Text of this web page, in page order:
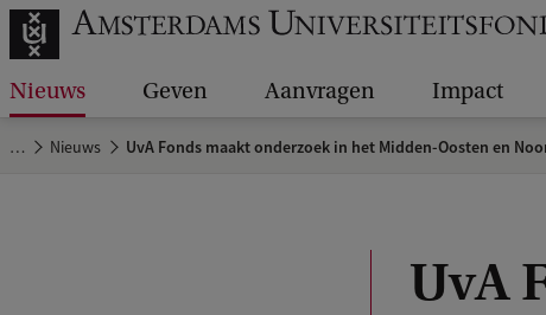
Nieuws Geven Aanvragen Impact
… Nieuws UvA Fonds maakt onderzoek in het Midden-Oosten en
UvA